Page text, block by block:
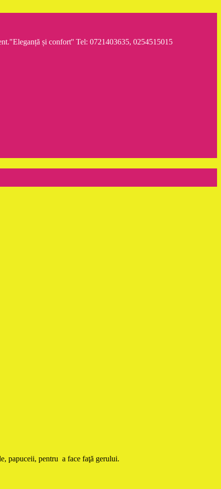
și confort'' Tel: 0721403635, 0254515015
papuceii, pentru a face faţă gerului.